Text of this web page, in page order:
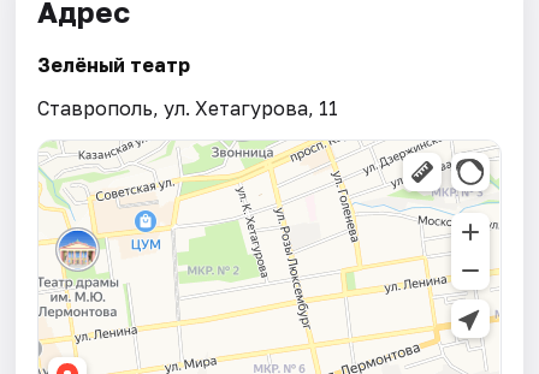
Адрес
Зелёный театр
Ставрополь, ул. Хетагурова, 11